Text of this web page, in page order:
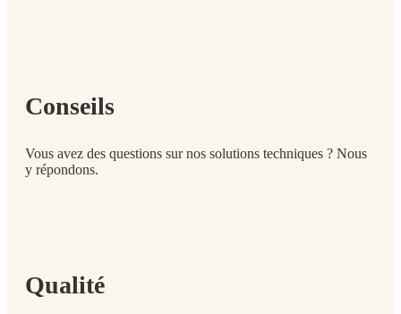
Conseils
Vous avez des questions sur nos solutions techniques ? Nous
y répondons.
Qualité